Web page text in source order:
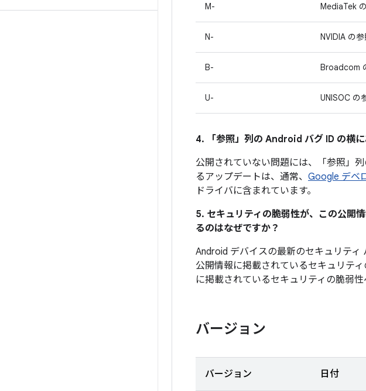
M- MediaTek
N- NVIDIA の
B- Broadcom
U- UNISOC の
4. 「参照」 列の Android バグ ID の横
公開されていない問題には、「参照」
るアップデートは、通常、 Google デベ
ドライバに含まれています。
5. セキュリティの脆弱性が、この公開
るのはなぜですか？
Android デバイスの最新のセキュリテ
公開情報に掲載されているセキュリテ
に掲載されているセキュリティの脆弱
バージョン
バージョン 日付